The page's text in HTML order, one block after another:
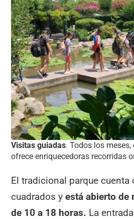
Visitas guiadas. Todos los
ofrece enriquecedoras recorridas
El tradicional parque
cuadrados yestá abierto de
de 10 a 18 horas. La